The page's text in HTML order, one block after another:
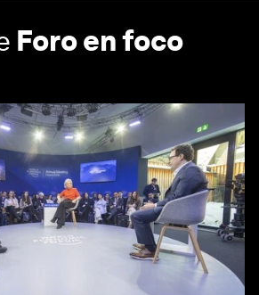
Foro en foco